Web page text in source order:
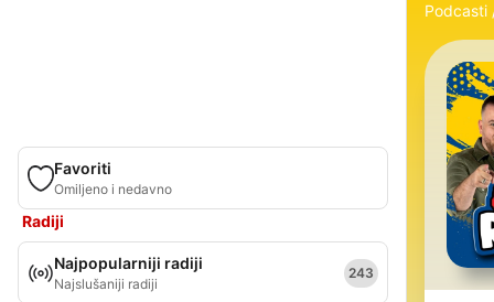
Favoriti
Omiljeno i nedavno
Radiji
Najpopularniji radiji
Najslušaniji radiji
243
Podcasti